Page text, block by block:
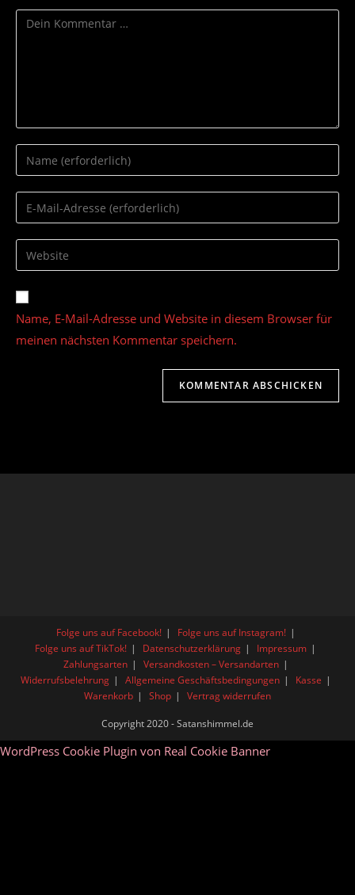
Kommentar
Gib
deinen
Namen
oder
zum
Kommentieren
ein
Gib
deine
E-
Mail-
zum
Kommentieren
ein
Gib
deine
Website-
URL
ein
(optional)
Name, E-Mail-Adresse und Website in diesem Browser für
meinen nächsten Kommentar speichern.
Folge uns auf Facebook!
Folge uns auf Instagram!
Folge uns auf TikTok!
Datenschutzerklärung
Impressum
Zahlungsarten
Versandkosten – Versandarten
Widerrufsbelehrung
Allgemeine Geschäftsbedingungen
Kasse
Warenkorb
Shop Vertrag widerrufen
Copyright 2020 - Satanshimmel.de
WordPress Cookie Plugin von Real Cookie Banner